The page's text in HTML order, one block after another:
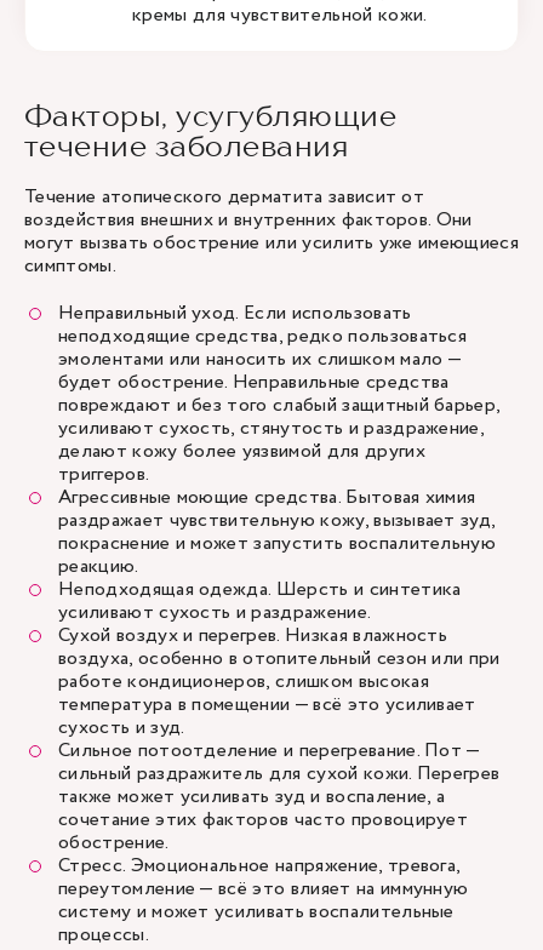
кремы для чувствительной кожи.
Факторы, усугубляющие
течение заболевания
Течение атопического дерматита зависит от
воздействия внешних и внутренних факторов. Они
могут вызвать обострение или усилить уже имеющиеся
симптомы.
Неправильный уход. Если использовать
неподходящие средства, редко пользоваться
эмолентами или наносить их слишком мало —
будет обострение. Неправильные средства
повреждают и без того слабый защитный барьер,
усиливают сухость, стянутость и раздражение,
делают кожу более уязвимой для других
триггеров.
Агрессивные моющие средства. Бытовая химия
раздражает чувствительную кожу, вызывает зуд,
покраснение и может запустить воспалительную
реакцию.
Неподходящая одежда. Шерсть и синтетика
усиливают сухость и раздражение.
Сухой воздух и перегрев. Низкая влажность
воздуха, особенно в отопительный сезон или при
работе кондиционеров, слишком высокая
температура в помещении — всё это усиливает
сухость и зуд.
Сильное потоотделение и перегревание. Пот —
сильный раздражитель для сухой кожи. Перегрев
также может усиливать зуд и воспаление, а
сочетание этих факторов часто провоцирует
обострение.
Стресс. Эмоциональное напряжение, тревога,
переутомление — всё это влияет на иммунную
систему и может усиливать воспалительные
процессы.